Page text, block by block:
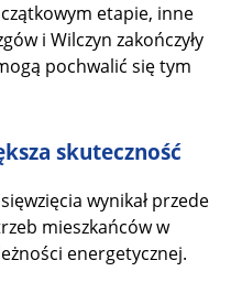
etapie, inne
i Wilczyn zakończyły
pochwalić się tym
skuteczność
wynikał przede
mieszkańców w
energetycznej.